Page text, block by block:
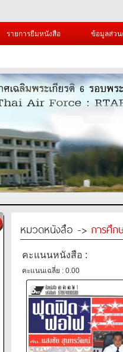
รายการยืมหนังสือ ข้อมูลส่ว
หมวดหนังสือ -> การศึก
คะแนนหนังสือ :
คะแนนเฉลี่ย : 0.00